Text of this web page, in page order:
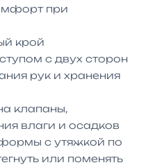
при
крой
с двух сторон
рук и хранения
клапаны,
влаги и осадков
с утяжкой по
или поменять